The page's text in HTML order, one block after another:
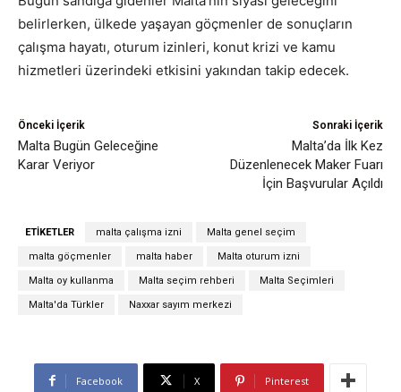
belirlerken, ülkede yaşayan göçmenler de sonuçların
çalışma hayatı, oturum izinleri, konut krizi ve kamu
hizmetleri üzerindeki etkisini yakından takip edecek.
Önceki İçerik
Malta Bugün Geleceğine
Karar Veriyor
Sonraki İçerik
Malta’da İlk Kez
Düzenlenecek Maker Fuarı
İçin Başvurular Açıldı
ETIKETLER malta çalışma izni Malta genel seçim
malta göçmenler malta haber Malta oturum izni
Malta oy kullanma Malta seçim rehberi Malta Seçimleri
Malta'da Türkler Naxxar sayım merkezi
Facebook X Pinterest